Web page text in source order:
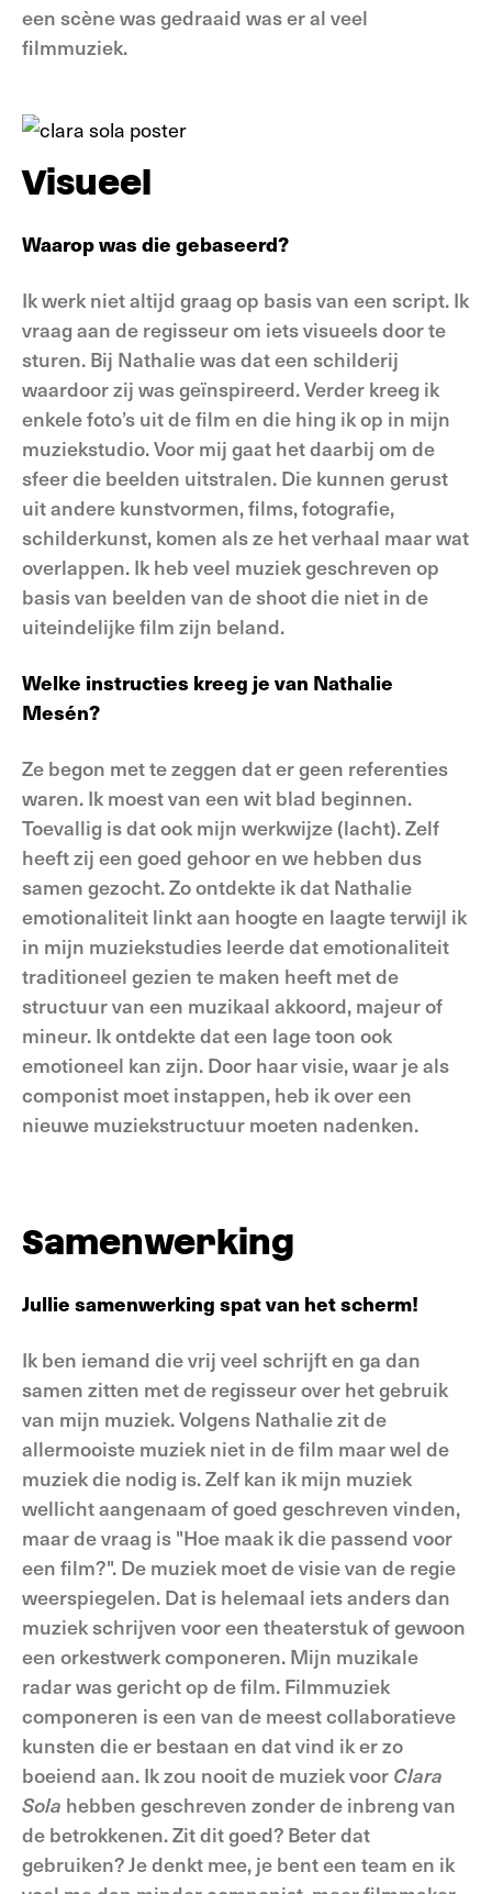
een scène was gedraaid was er al veel
filmmuziek.
Visueel
Waarop was die gebaseerd?
Ik werk niet altijd graag op basis van een script. Ik
vraag aan de regisseur om iets visueels door te
sturen. Bij Nathalie was dat een schilderij
waardoor zij was geïnspireerd. Verder kreeg ik
enkele foto’s uit de film en die hing ik op in mijn
muziekstudio. Voor mij gaat het daarbij om de
sfeer die beelden uitstralen. Die kunnen gerust
uit andere kunstvormen, films, fotografie,
schilderkunst, komen als ze het verhaal maar wat
overlappen. Ik heb veel muziek geschreven op
basis van beelden van de shoot die niet in de
uiteindelijke film zijn beland.
Welke instructies kreeg je van Nathalie
Mesén?
Ze begon met te zeggen dat er geen referenties
waren. Ik moest van een wit blad beginnen.
Toevallig is dat ook mijn werkwijze (lacht). Zelf
heeft zij een goed gehoor en we hebben dus
samen gezocht. Zo ontdekte ik dat Nathalie
emotionaliteit linkt aan hoogte en laagte terwijl ik
in mijn muziekstudies leerde dat emotionaliteit
traditioneel gezien te maken heeft met de
structuur van een muzikaal akkoord, majeur of
mineur. Ik ontdekte dat een lage toon ook
emotioneel kan zijn. Door haar visie, waar je als
componist moet instappen, heb ik over een
nieuwe muziekstructuur moeten nadenken.
Samenwerking
Jullie samenwerking spat van het scherm!
Ik ben iemand die vrij veel schrijft en ga dan
samen zitten met de regisseur over het gebruik
van mijn muziek. Volgens Nathalie zit de
allermooiste muziek niet in de film maar wel de
muziek die nodig is. Zelf kan ik mijn muziek
wellicht aangenaam of goed geschreven vinden,
maar de vraag is "Hoe maak ik die passend voor
een film?". De muziek moet de visie van de regie
weerspiegelen. Dat is helemaal iets anders dan
muziek schrijven voor een theaterstuk of gewoon
een orkestwerk componeren. Mijn muzikale
radar was gericht op de film. Filmmuziek
componeren is een van de meest collaboratieve
kunsten die er bestaan en dat vind ik er zo
boeiend aan. Ik zou nooit de muziek voor Clara
Sola hebben geschreven zonder de inbreng van
de betrokkenen. Zit dit goed? Beter dat
gebruiken? Je denkt mee, je bent een team en ik